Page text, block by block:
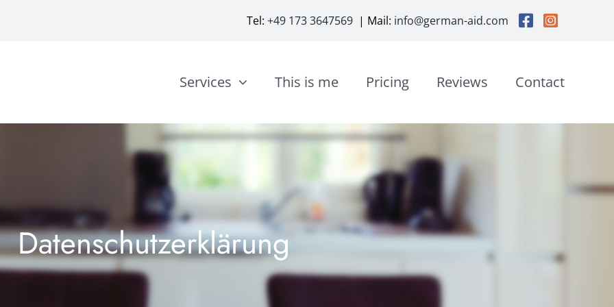
Tel:+49 173 3647569 | Mail: info@german-aid.com
Services This is me Pricing Reviews Contact
Datenschutzerklärung